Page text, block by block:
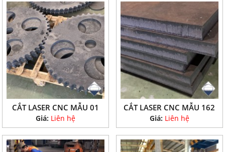
CẮT LASER CNC MẪU 01
Giá: Liên hệ
CẮT LASER CNC MẪU 162
Giá: Liên hệ